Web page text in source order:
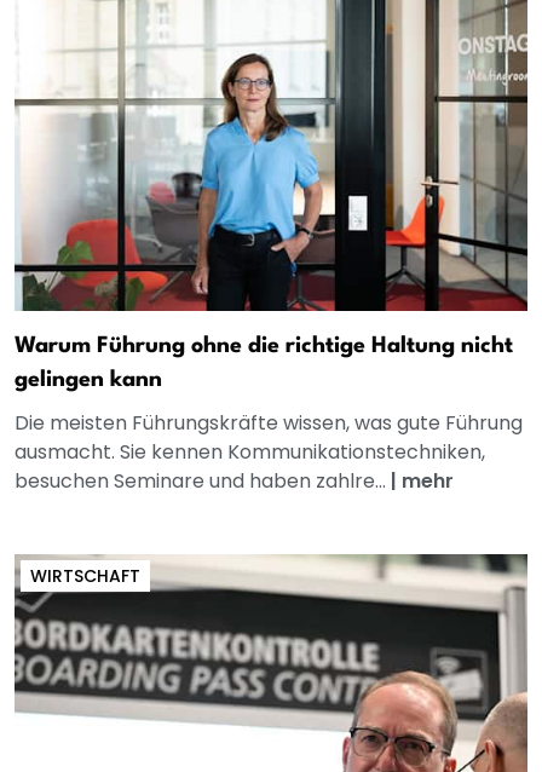
Warum Führung ohne die richtige Haltung nicht
gelingen kann
Die meisten Führungskräfte wissen, was gute Führung
ausmacht. Sie kennen Kommunikationstechniken,
besuchen Seminare und haben zahlre... | mehr
WIRTSCHAFT